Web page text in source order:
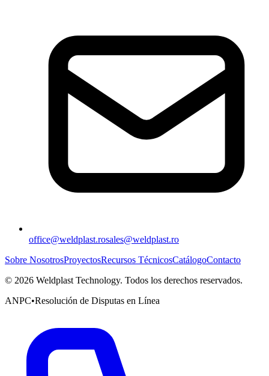
office@weldplast.rosales@weldplast.ro
Sobre NosotrosProyectosRecursos TécnicosCatálogoContacto
© 2026 Weldplast Technology. Todos los derechos reservados.
ANPC•Resolución de Disputas en Línea